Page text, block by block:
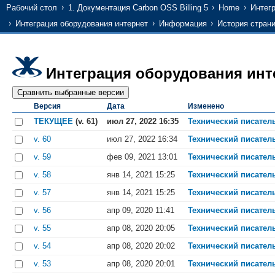
Рабочий стол 1. Документация Carbon OSS Billing 5 Home
Интеграция оборудования интернет
Информация История
Интеграция оборудования
Версия Дата Изменено
ТЕКУЩЕЕ (v. 61) июл 27, 2022 16:35
Технический
v. 60
июл 27, 2022 16:34
Технический
v. 59
фев 09, 2021 13:01
Технический
v. 58
янв 14, 2021 15:25
Технический
v. 57
янв 14, 2021 15:25
Технический
v. 56
апр 09, 2020 11:41
Технический
v. 55
апр 08, 2020 20:05
Технический
v. 54
апр 08, 2020 20:02
Технический
v. 53
апр 08, 2020 20:01 Технический